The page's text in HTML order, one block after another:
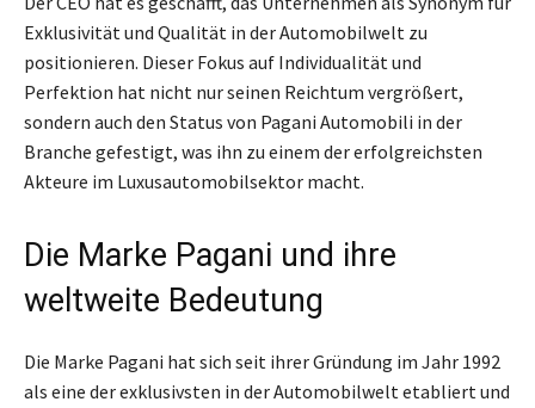
Exklusivität und Qualität in der Automobilwelt zu
positionieren. Dieser Fokus auf Individualität und
Perfektion hat nicht nur seinen Reichtum vergrößert,
sondern auch den Status von Pagani Automobili in der
Branche gefestigt, was ihn zu einem der erfolgreichsten
Akteure im Luxusautomobilsektor macht.
Die Marke Pagani und ihre
weltweite Bedeutung
Die Marke Pagani hat sich seit ihrer Gründung im Jahr 1992
als eine der exklusivsten in der Automobilwelt etabliert und